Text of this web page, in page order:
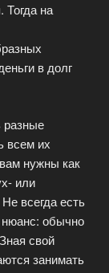
Тогда на
в долг
разные
всем их
нужны как
или
всегда есть
обычно
свой
занимать